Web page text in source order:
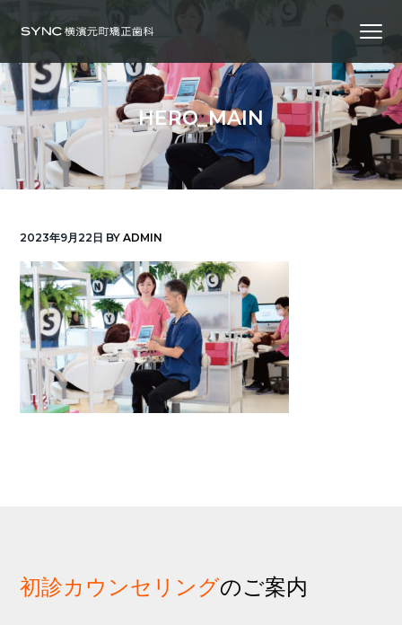
i
p
t
o
i
p
t
o
i
p
t
o
SYNC横浜元町矯正歯科
横
浜
の
矯
正
歯
科
専
門
土
日
横
浜
な
と
み
ら
い
線
「元
町
中
華
街
駅」
徒
歩
1
HERO_MAIN
2023年9月22日 BYADMIN
初診カウンセリングのご案内